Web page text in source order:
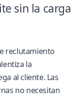
sin la carga
reclutamiento
la
al cliente. Las
no necesitan